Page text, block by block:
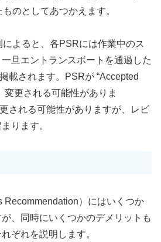
のとしてあつかえます。
よると、各PSRには作業中のス
旦エントランスボートを通過した
載されます。PSRが “Accepted
変更される可能性がありま
される可能性がありますが、レビ
ります。
Recommendation）にはいくつか
、同時にいくつかのデメリットも
ぞれを説明します。